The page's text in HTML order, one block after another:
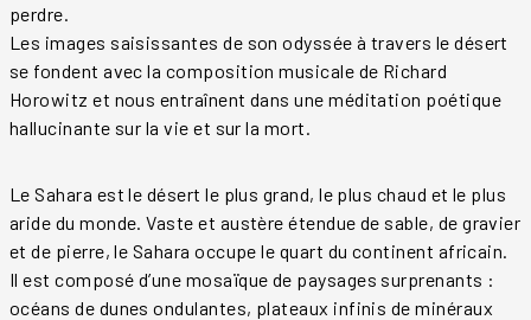
perdre.
Les images saisissantes de son odyssée à travers le désert
se fondent avec la composition musicale de Richard
Horowitz et nous entraînent dans une méditation poétique
hallucinante sur la vie et sur la mort.
Le Sahara est le désert le plus grand, le plus chaud et le plus
aride du monde. Vaste et austère étendue de sable, de gravier
et de pierre, le Sahara occupe le quart du continent africain.
Il est composé d’une mosaïque de paysages surprenants :
océans de dunes ondulantes, plateaux infinis de minéraux